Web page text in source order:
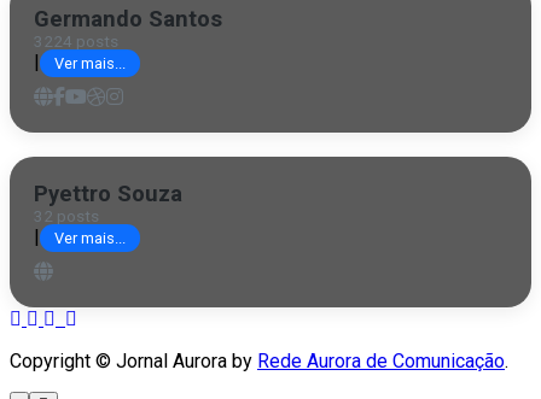
Germando Santos
3224 posts
| Ver mais...
Pyettro Souza
32 posts
| Ver mais...
Copyright © Jornal Aurora by Rede Aurora de Comunicação.